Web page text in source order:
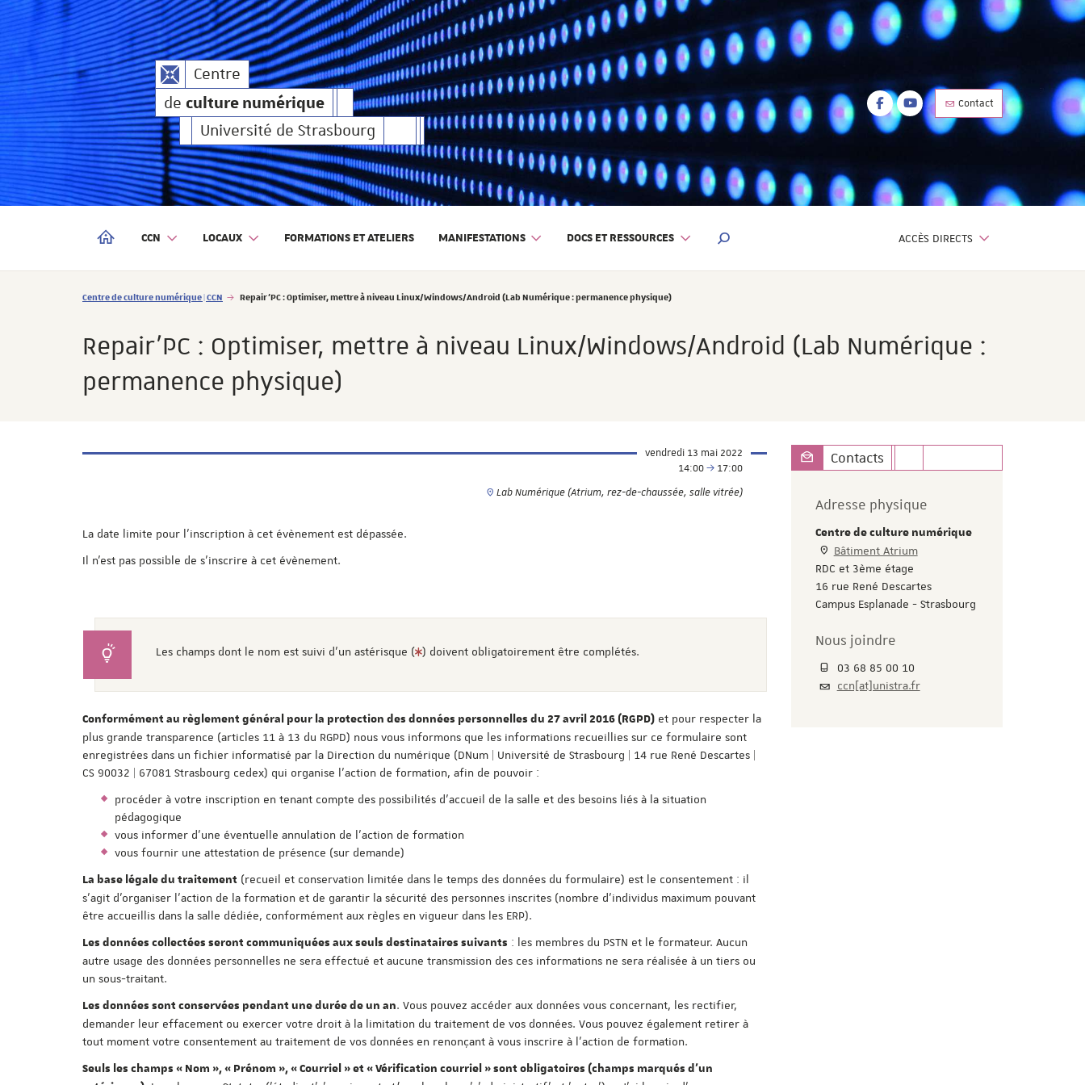
Centredeculture numérique
de culture numérique
Université de Strasbourg
Facebook
Youtube
Contact
CENTRE DE CULTURE NUMÉRIQUE | CCN
CCN LOCAUX FORMATIONS ET ATELIERS MANIFESTATIONS DOCS ET RESSOURCES
MOTEUR DE RECHERCHE
ACCÈS DIRECTS
Centre deculture numérique Facebook
Youtube
Vous êtes ici :
Centre de culture numérique | CCN Repair'PC : Optimiser, mettre à niveau Linux/Windows/Android (Lab Numérique : permanence physique)
Repair'PC : Optimiser, mettre à niveau Linux/Windows/Android (Lab Numérique :
permanence physique)
vendredi 13 mai 2022
14:00
17:00
Lab Numérique (Atrium, rez-de-chaussée, salle vitrée)
La date limite pour l'inscription à cet évènement est dépassée.
Il n'est pas possible de s'inscrire à cet évènement.
Les champs dont le nom est suivi d'un astérisque ( ) doivent obligatoirement être complétés.
Conformément au règlement général pour la protection des données personnelles du 27 avril 2016 (RGPD) et pour respecter la
plus grande transparence (articles 11 à 13 du RGPD) nous vous informons que les informations recueillies sur ce formulaire sont
enregistrées dans un fichier informatisé par la Direction du numérique (DNum | Université de Strasbourg | 14 rue René Descartes |
CS 90032 | 67081 Strasbourg cedex) qui organise l'action de formation, afin de pouvoir :
procéder à votre inscription en tenant compte des possibilités d'accueil de la salle et des besoins liés à la situation
pédagogique
vous informer d'une éventuelle annulation de l'action de formation
vous fournir une attestation de présence (sur demande)
La base légale du traitement (recueil et conservation limitée dans le temps des données du formulaire) est le consentement : il
s'agit d'organiser l'action de la formation et de garantir la sécurité des personnes inscrites (nombre d'individus maximum pouvant
être accueillis dans la salle dédiée, conformément aux règles en vigueur dans les ERP).
Les données collectées seront communiquées aux seuls destinataires suivants : les membres du PSTN et le formateur. Aucun
autre usage des données personnelles ne sera effectué et aucune transmission des ces informations ne sera réalisée à un tiers ou
un sous-traitant.
Les données sont conservées pendant une durée de un an. Vous pouvez accéder aux données vous concernant, les rectifier,
demander leur effacement ou exercer votre droit à la limitation du traitement de vos données. Vous pouvez également retirer à
tout moment votre consentement au traitement de vos données en renonçant à vous inscrire à l'action de formation.
Seuls les champs « Nom », « Prénom », « Courriel » et « Vérification courriel » sont obligatoires (champs marqués d'un
Contacts
Adresse physique
Centre de culture numérique
Bâtiment Atrium
RDC et 3ème étage
16 rue René Descartes
Campus Esplanade - Strasbourg
Nous joindre
03 68 85 00 10
ccn[at]unistra.fr